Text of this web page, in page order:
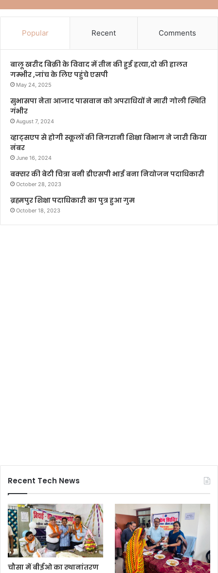
Popular Recent Comments
बालू खरीद बिक्री के विवाद में तीन की हुई हत्या,दो की हालत
गम्भीर ,जांच के लिए पहुंचे एसपी
May 24, 2025
सुभासपा नेता आजाद पासवान को अपराधियों ने मारी गोली स्थिति
गंभीर
August 7, 2024
व्हाट्सएप से होगी स्कूलों की निगरानी शिक्षा विभाग ने जारी किया
नंबर
June 16, 2024
बक्सर की बेटी चित्रा बनी डीएसपी भाई बना नियोजन पदाधिकारी
October 28, 2023
ब्रह्मपुर शिक्षा पदाधिकारी का पुत्र हुआ गुम
October 18, 2023
Recent Tech News
चौसा में बीईओ का स्थानांतरण